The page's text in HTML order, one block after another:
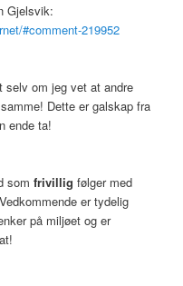
Gjelsvik:
#comment-219952
selv om jeg vet at andre
Dette er galskap fra
ende ta!
somfrivillig følger med
er tydelig
på miljøet og er